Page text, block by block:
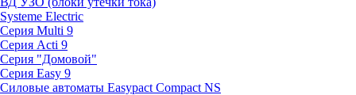
Systeme Electric
Серия Multi 9
Серия Acti 9
Серия "Домовой"
Серия Easy 9
Силовые автоматы Easypact Compact NS